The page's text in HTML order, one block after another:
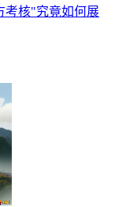
考核"究竟如何展